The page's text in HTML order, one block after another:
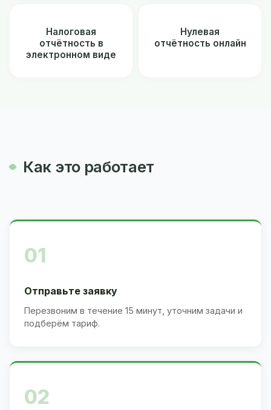
Налоговая
отчётность в
электронном виде
Нулевая
отчётность онлайн
Как это работает
01
Отправьте заявку
Перезвоним в течение 15 минут, уточним задачи и
подберём тариф.
02